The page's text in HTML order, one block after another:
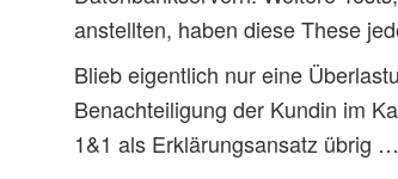
anstellten, haben diese These
Blieb eigentlich nur eine
Benachteiligung der Kundin im
1&1 als Erklärungsansatz übrig …